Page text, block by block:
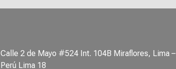
Calle 2 de Mayo #524 Int. 104B Miraflores, Lima –
Perú Lima 18